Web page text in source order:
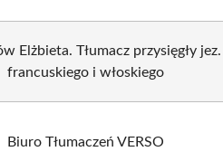
Elżbieta. Tłumacz przysięgły jez.
francuskiego i włoskiego
Biuro Tłumaczeń VERSO